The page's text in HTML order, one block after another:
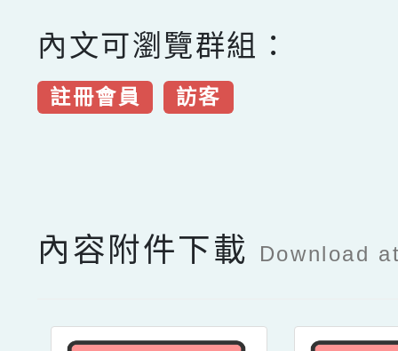
內文可瀏覽群組：
註冊會員 訪客
內容附件下載 Download